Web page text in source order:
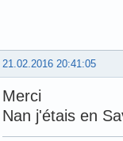
21.02.2016 20:41:05
Merci
Nan j'étais en